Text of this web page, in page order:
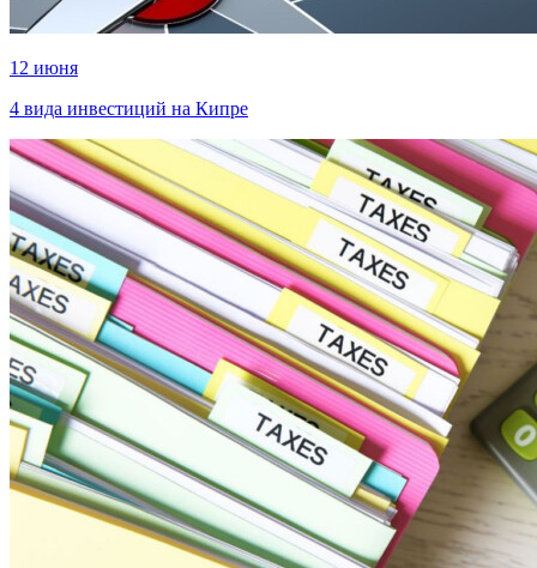
12 июня
4 вида инвестиций на Кипре